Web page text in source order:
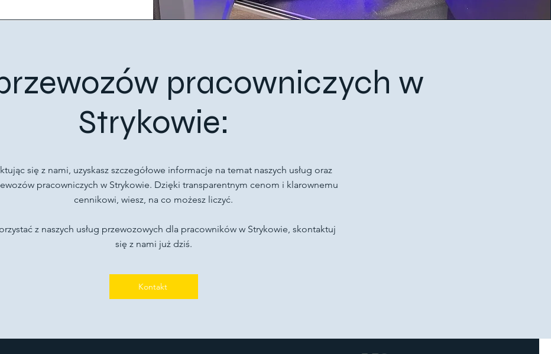
pracowniczych w
Strykowie:
się z nami, uzyskasz szczegółowe informacje na temat naszych usług oraz
pracowniczych w Strykowie. Dzięki transparentnym cenom i klarownemu
cennikowi, wiesz, na co możesz liczyć.
z naszych usług przewozowych dla pracowników w Strykowie, skontaktuj
się z nami już dziś.
Kontakt